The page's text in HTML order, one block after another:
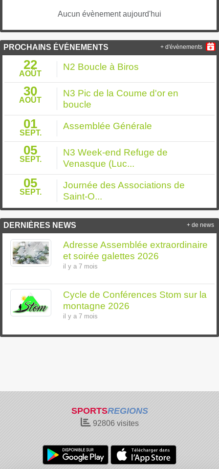
Aucun évènement aujourd'hui
PROCHAINS ÉVÉNEMENTS
22
AOÛT
N2 Boucle à Biros
30
AOÛT
N3 Pic de la Coume d'or en
boucle
01
SEPT.
Assemblée Générale
05
SEPT.
N3 Week-end Refuge de
Venasque (Luc...
05
SEPT.
Journée des Associations de
Saint-O...
+ d'évènements
DERNIÈRES NEWS
Adresse Assemblée extraordinaire
et soirée galettes 2026
il y a 7 mois
Cycle de Conférences Stom sur la
montagne 2026
il y a 7 mois
+ de news
SPORTSREGIONS
92806visites